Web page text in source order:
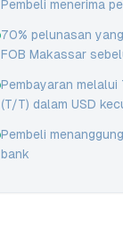
Pembeli menerima
70% pelunasan
FOB Makassar
Pembayaran
(T/T) dalam USD
Pembeli
bank